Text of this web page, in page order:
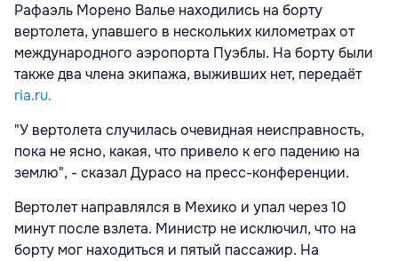
Рафаэль Морено Валье находились на борту
вертолета, упавшего в нескольких километрах от
международного аэропорта Пуэблы. На борту были
также два члена экипажа, выживших нет, передаёт
ria.ru.
"У вертолета случилась очевидная неисправность,
пока не ясно, какая, что привело к его падению на
землю", - сказал Дурасо на пресс-конференции.
Вертолет направлялся в Мехико и упал через 10
минут после взлета. Министр не исключил, что на
борту мог находиться и пятый пассажир. На